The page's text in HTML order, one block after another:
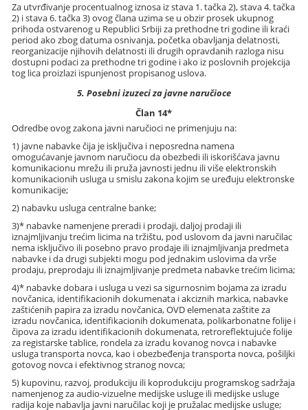
Za utvrđivanje procentualnog iznosa iz stava 1. tačka 2), stava 4. tačka
2) i stava 6. tačka 3) ovog člana uzima se u obzir prosek ukupnog
prihoda ostvarenog u Republici Srbiji za prethodne tri godine ili kraći
period ako zbog datuma osnivanja, početka obavljanja delatnosti,
reorganizacije njihovih delatnosti ili drugih opravdanih razloga nisu
dostupni podaci za prethodne tri godine i ako iz poslovnih projekcija
tog lica proizlazi ispunjenost propisanog uslova.
5. Posebni izuzeci za javne naručioce
Član 14*
Odredbe ovog zakona javni naručioci ne primenjuju na:
1) javne nabavke čija je isključiva i neposredna namena
omogućavanje javnom naručiocu da obezbedi ili iskorišćava javnu
komunikacionu mrežu ili pruža javnosti jednu ili više elektronskih
komunikacionih usluga u smislu zakona kojim se uređuju elektronske
komunikacije;
2) nabavku usluga centralne banke;
3)* nabavke namenjene preradi i prodaji, daljoj prodaji ili
iznajmljivanju trećim licima na tržištu, pod uslovom da javni naručilac
nema isključivo ili posebno pravo prodaje ili iznajmljivanja predmeta
nabavke i da drugi subjekti mogu pod jednakim uslovima da vrše
prodaju, preprodaju ili iznajmljivanje predmeta nabavke trećim licima;
4)* nabavke dobara i usluga u vezi sa sigurnosnim bojama za izradu
novčanica, identifikacionih dokumenata i akciznih markica, nabavke
zaštićenih papira za izradu novčanica, OVD elemenata zaštite za
izradu novčanica, identifikacionih dokumenata, polikarbonatne folije i
čipova za izradu identifikacionih dokumenata, retroreflektujuće folije
za registarske tablice, rondela za izradu kovanog novca i nabavke
usluga transporta novca, kao i obezbeđenja transporta novca, pošiljki
gotovog novca i efektivnog stranog novca;
5) kupovinu, razvoj, produkciju ili koprodukciju programskog sadržaja
namenjenog za audio-vizuelne medijske usluge ili medijske usluge
radija koje nabavlja javni naručilac koji je pružalac medijske usluge;